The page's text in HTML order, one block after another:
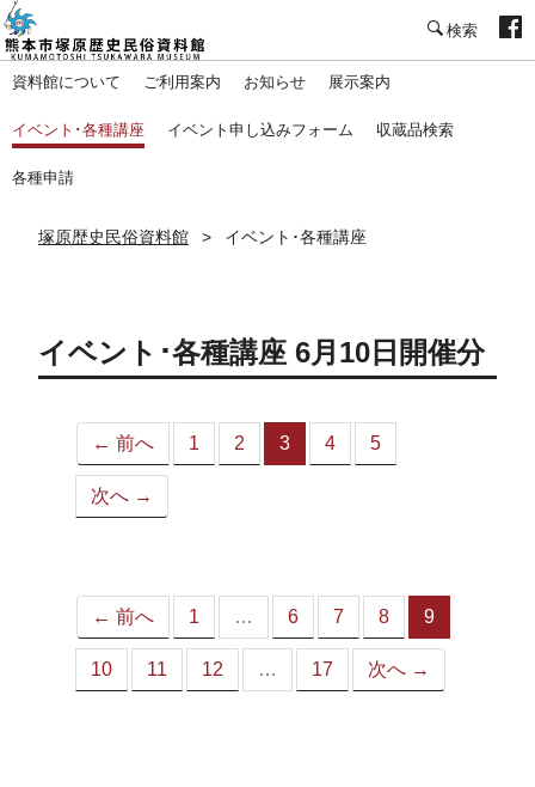
資料館について ご利用案内 お知らせ 展示案内
イベント･各種講座 イベント申し込みフォーム 収蔵品検索
各種申請
塚原歴史民俗資料館 イベント･各種講座
イベント･各種講座 6月10日開催分
← 前へ 1 2 3
（こ
4 5
次へ →
← 前へ 1 … 6 7 8 9
10 11 12 … 17 次へ →